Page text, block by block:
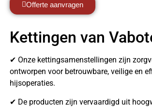
Offerte aanvragen
Kettingen van
✔ Onze kettingsamenstellingen zijn
ontworpen voor betrouwbare, veilige en
hijsoperaties.
✔ De producten zijn vervaardigd uit